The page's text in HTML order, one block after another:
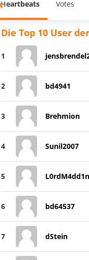
Heartbeats Votes
Die Top 10 User
1
2 bd4941
3 Brehmion
4 Sunil2007
5 L0rdM4dd1n
6 bd64537
7 dStein